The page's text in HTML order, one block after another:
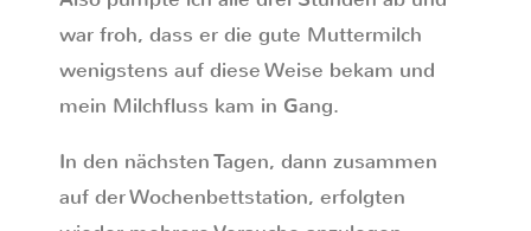
war froh, dass er die gute Muttermilch
wenigstens auf diese Weise bekam und
mein Milchfluss kam in Gang.
In den nächsten Tagen, dann zusammen
auf der Wochenbettstation, erfolgten